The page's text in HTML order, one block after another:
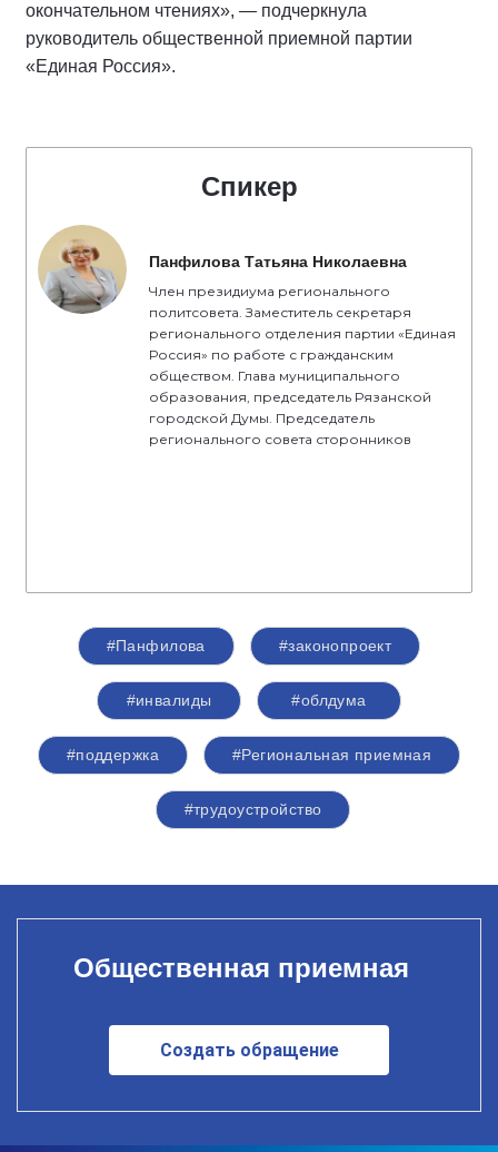
окончательном чтениях», — подчеркнула
руководитель общественной приемной партии
«Единая Россия».
Спикер
Панфилова Татьяна Николаевна
Член президиума регионального
политсовета. Заместитель секретаря
регионального отделения партии «Единая
Россия» по работе с гражданским
обществом. Глава муниципального
образования, председатель Рязанской
городской Думы. Председатель
регионального совета сторонников
#Панфилова #законопроект
#инвалиды #облдума
#поддержка #Региональная приемная
#трудоустройство
Общественная приемная
Создать обращение